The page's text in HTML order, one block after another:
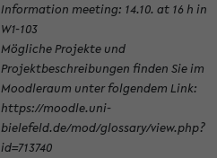
Information meeting: 14.10. at 16 h in
W1-103
Mögliche Projekte und
Projektbeschreibungen finden Sie im
Moodleraum unter folgendem Link:
https://moodle.uni-
bielefeld.de/mod/glossary/view.php?
id=713740